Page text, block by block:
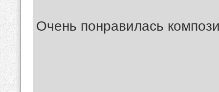
Очень понравилась